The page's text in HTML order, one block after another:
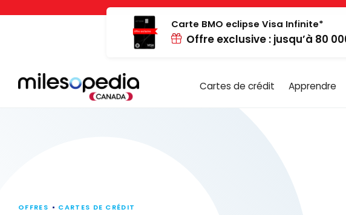
Panneau de gestion des cookies
Carte BMO eclipse Visa Infinite*
Offre exclusive : jusqu’à 80
Cartes de crédit Apprendre
OFFRES CARTES DE CRÉDIT